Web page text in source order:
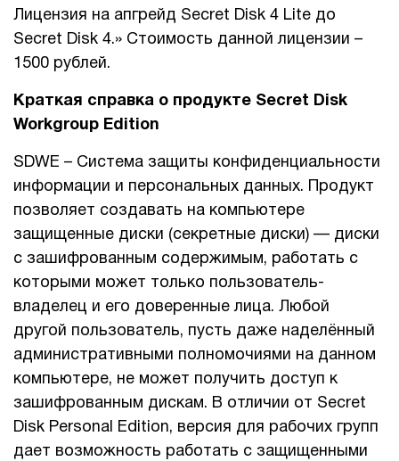
Лицензия на апгрейд Secret Disk 4 Lite до
Secret Disk 4.» Стоимость данной лицензии –
1500 рублей.
Краткая справка о продукте Secret Disk
Workgroup Edition
SDWE – Система защиты конфиденциальности
информации и персональных данных. Продукт
позволяет создавать на компьютере
защищенные диски (секретные диски) — диски
с зашифрованным содержимым, работать с
которыми может только пользователь-
владелец и его доверенные лица. Любой
другой пользователь, пусть даже наделённый
административными полномочиями на данном
компьютере, не может получить доступ к
зашифрованным дискам. В отличии от Secret
Disk Personal Edition, версия для рабочих групп
дает возможность работать с защищенными